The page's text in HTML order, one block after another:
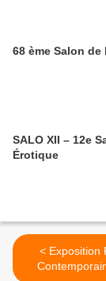
68 ème Salon
SALO XII – 12e
Érotique
< Exposition Peinture